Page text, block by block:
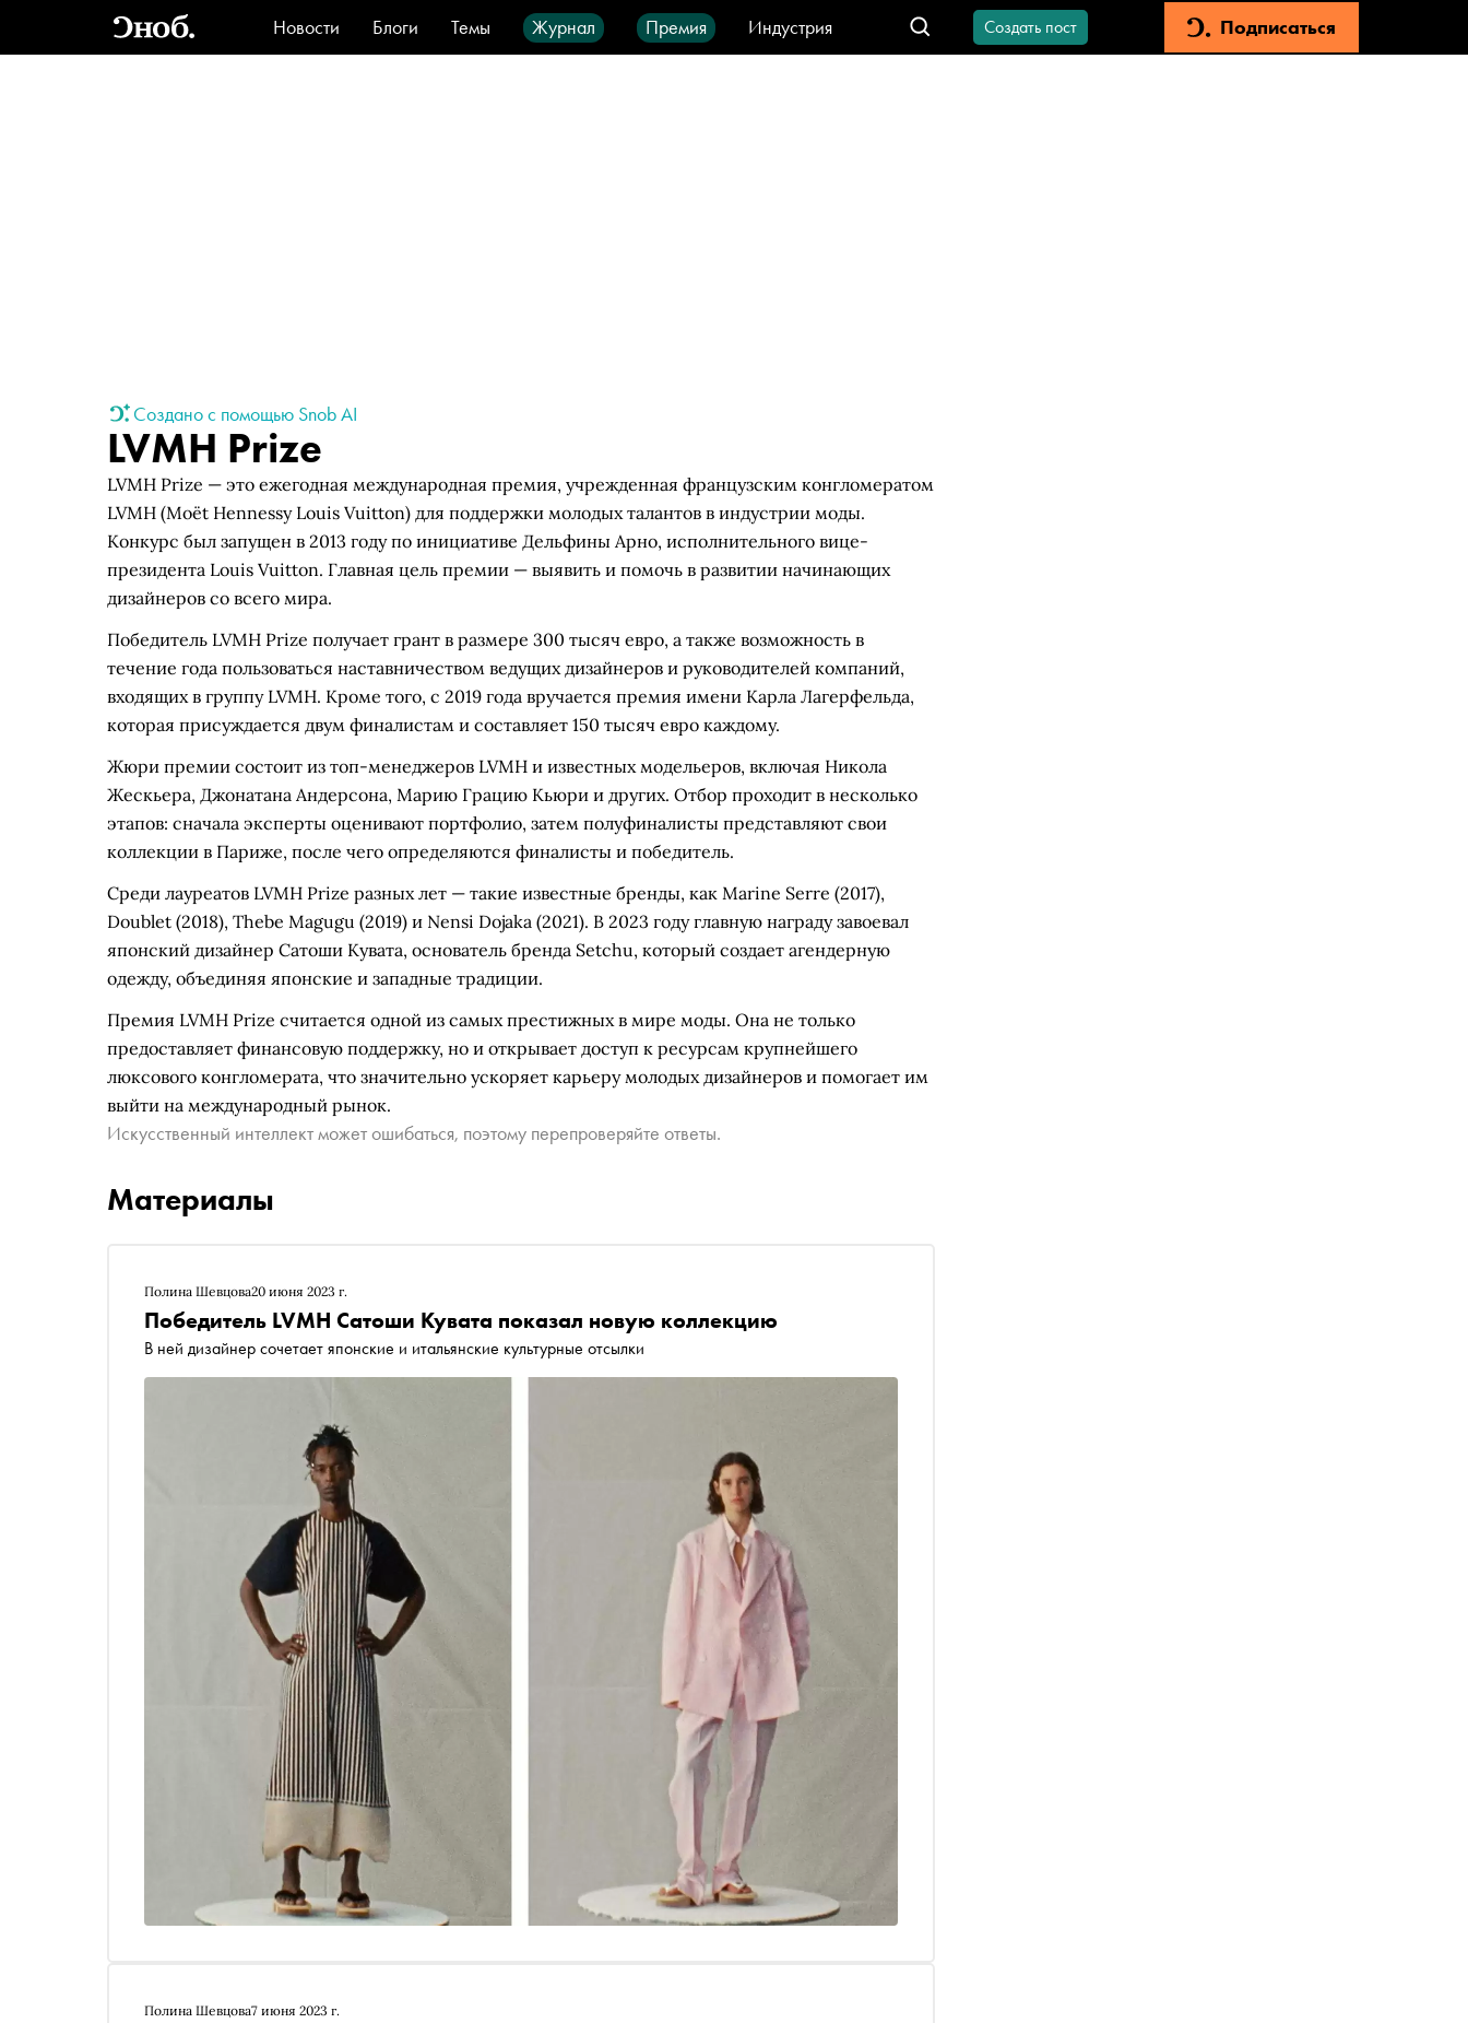
Новости Блоги Темы Журнал Премия
Индустрия
Стиль
Видео Город IT-продукты
Создать пост Подписаться
Создано с помощью Snob AI
LVMH Prize
LVMH Prize — это ежегодная международная премия, учрежденная французским конгломератом
LVMH (Moët Hennessy Louis Vuitton) для поддержки молодых талантов в индустрии моды.
Конкурс был запущен в 2013 году по инициативе Дельфины Арно, исполнительного вице-
президента Louis Vuitton. Главная цель премии — выявить и помочь в развитии начинающих
дизайнеров со всего мира.
Победитель LVMH Prize получает грант в размере 300 тысяч евро, а также возможность в
течение года пользоваться наставничеством ведущих дизайнеров и руководителей компаний,
входящих в группу LVMH. Кроме того, с 2019 года вручается премия имени Карла Лагерфельда,
которая присуждается двум финалистам и составляет 150 тысяч евро каждому.
Жюри премии состоит из топ-менеджеров LVMH и известных модельеров, включая Никола
Жескьера, Джонатана Андерсона, Марию Грацию Кьюри и других. Отбор проходит в несколько
этапов: сначала эксперты оценивают портфолио, затем полуфиналисты представляют свои
коллекции в Париже, после чего определяются финалисты и победитель.
Среди лауреатов LVMH Prize разных лет — такие известные бренды, как Marine Serre (2017),
Doublet (2018), Thebe Magugu (2019) и Nensi Dojaka (2021). В 2023 году главную награду завоевал
японский дизайнер Сатоши Кувата, основатель бренда Setchu, который создает агендерную
одежду, объединяя японские и западные традиции.
Премия LVMH Prize считается одной из самых престижных в мире моды. Она не только
предоставляет финансовую поддержку, но и открывает доступ к ресурсам крупнейшего
люксового конгломерата, что значительно ускоряет карьеру молодых дизайнеров и помогает им
выйти на международный рынок.
Искусственный интеллект может ошибаться, поэтому перепроверяйте ответы.
Материалы
Полина Шевцова20 июня 2023 г.
Победитель LVMH Сатоши Кувата показал новую коллекцию
В ней дизайнер сочетает японские и итальянские культурные отсылки
Полина Шевцова7 июня 2023 г.